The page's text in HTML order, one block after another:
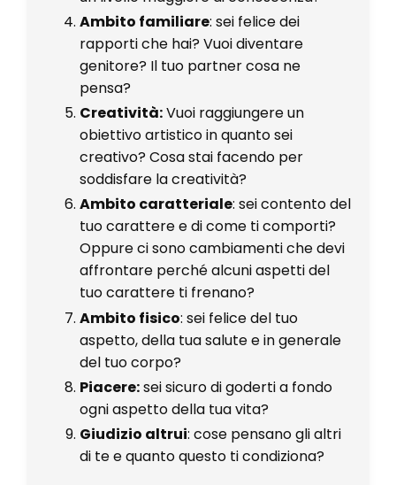
Ambito familiare: sei felice dei
rapporti che hai? Vuoi diventare
genitore? Il tuo partner cosa ne
pensa?
Creatività:Vuoi raggiungere un
obiettivo artistico in quanto sei
creativo? Cosa stai facendo per
soddisfare la creatività?
Ambito caratteriale: sei contento del
tuo carattere e di come ti comporti?
Oppure ci sono cambiamenti che devi
affrontare perché alcuni aspetti del
tuo carattere ti frenano?
Ambito fisico: sei felice del tuo
aspetto, della tua salute e in generale
del tuo corpo?
Piacere:sei sicuro di goderti a fondo
ogni aspetto della tua vita?
Giudizio altrui: cose pensano gli altri
di te e quanto questo ti condiziona?